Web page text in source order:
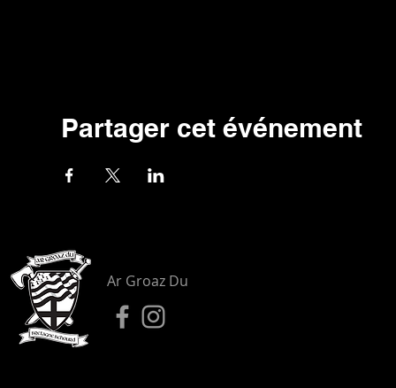
Partager cet événement
Ar Groaz Du